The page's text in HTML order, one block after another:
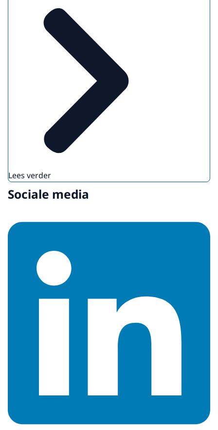
Lees verder
Sociale media